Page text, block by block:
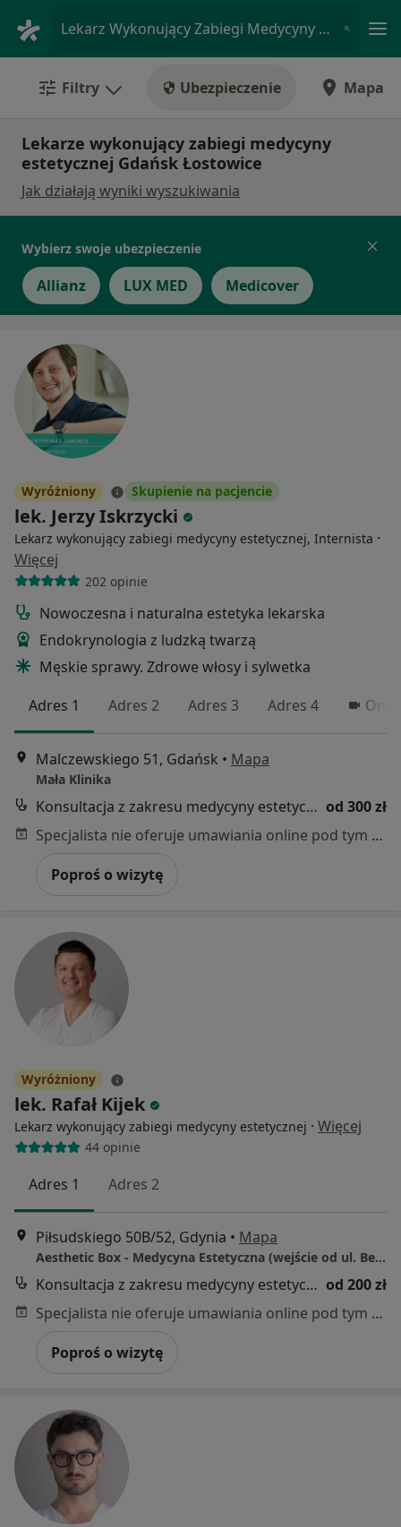
Lekarz Wykonujący Zabiegi Medycyny Estetycznej • Łostowice, Gdańsk, pomorskie
Filtry Ubezpieczenie Mapa
Lekarze wykonujący zabiegi medycyny
estetycznej Gdańsk Łostowice
Jak działają wyniki wyszukiwania
Wybierz swoje ubezpieczenie
Allianz LUX MED Medicover
Wyróżniony Skupienie na pacjencie
lek. Jerzy Iskrzycki
Lekarz wykonujący zabiegi medycyny estetycznej, Internista ·
Więcej
202 opinie
Nowoczesna i naturalna estetyka lekarska
Endokrynologia z ludzką twarzą
Męskie sprawy. Zdrowe włosy i sylwetka
Adres 1
Adres 2 Adres 3 Adres 4
Malczewskiego 51, Gdańsk • Mapa
Mała Klinika
Konsultacja z zakresu medycyny estetycznej od 300 zł
Specjalista nie oferuje umawiania online pod tym adresem.
Poproś o wizytę
Wyróżniony
lek. Rafał Kijek
Lekarz wykonujący zabiegi medycyny estetycznej · Więcej
44 opinie
Adres 1 Adres 2
Piłsudskiego 50B/52, Gdynia • Mapa
Aesthetic Box - Medycyna Estetyczna (wejście od ul. Bema)
Konsultacja z zakresu medycyny estetycznej od 200 zł
Specjalista nie oferuje umawiania online pod tym adresem.
Poproś o wizytę